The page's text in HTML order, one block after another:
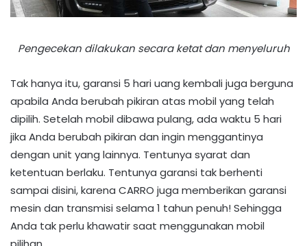
Pengecekan dilakukan secara ketat dan menyeluruh
Tak hanya itu, garansi 5 hari uang kembali juga berguna
apabila Anda berubah pikiran atas mobil yang telah
dipilih. Setelah mobil dibawa pulang, ada waktu 5 hari
jika Anda berubah pikiran dan ingin menggantinya
dengan unit yang lainnya. Tentunya syarat dan
ketentuan berlaku. Tentunya garansi tak berhenti
sampai disini, karena CARRO juga memberikan garansi
mesin dan transmisi selama 1 tahun penuh! Sehingga
Anda tak perlu khawatir saat menggunakan mobil